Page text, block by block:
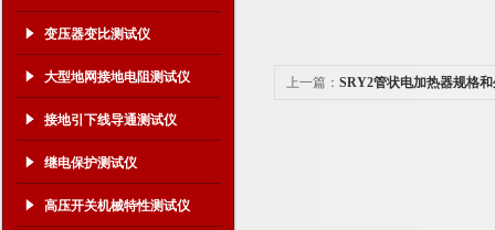
变压器变比测试仪
大型地网接地电阻测试仪
接地引下线导通测试仪
继电保护测试仪
高压开关机械特性测试仪
上一篇： SRY2管状电加热器规格